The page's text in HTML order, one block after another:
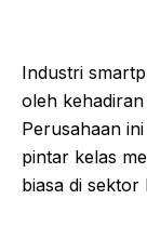
Industri
oleh
Perusahaan
pintar kelas
biasa di sektor